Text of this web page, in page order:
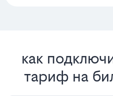
как
тариф на